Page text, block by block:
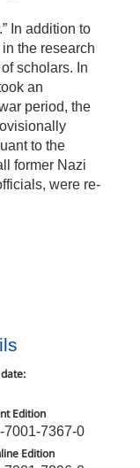
In addition to
the research
scholars. In
an
period, the
to the
former Nazi
were re-
Edition
7001-7367-0
Edition